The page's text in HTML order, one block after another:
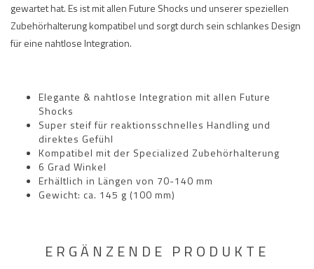
gewartet hat. Es ist mit allen Future Shocks und unserer speziellen
Zubehörhalterung kompatibel und sorgt durch sein schlankes Design
für eine nahtlose Integration.
Elegante & nahtlose Integration mit allen Future
Shocks
Super steif für reaktionsschnelles Handling und
direktes Gefühl
Kompatibel mit der Specialized Zubehörhalterung
6 Grad Winkel
Erhältlich in Längen von 70-140 mm
Gewicht: ca. 145 g (100 mm)
ERGÄNZENDE PRODUKTE